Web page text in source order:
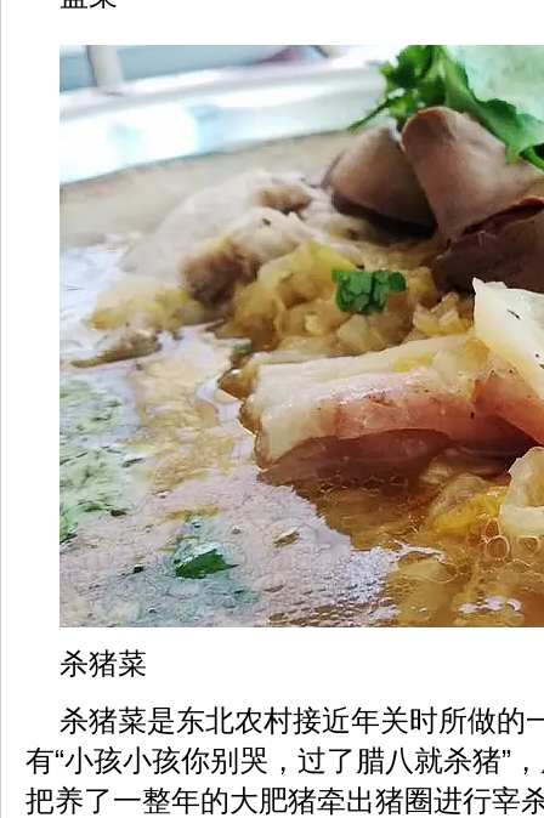
杀猪菜
杀猪菜是东北农村接近年关时所做的
有“小孩小孩你别哭，过了腊八就杀猪”
把养了一整年的大肥猪牵出猪圈进行宰